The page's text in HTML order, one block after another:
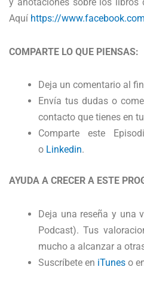
Aquí https://
COMPARTE LO QUE PIENSAS:
Deja un comentario al
Envía tus dudas o
contacto que tienes en
Comparte este
o Linkedin.
AYUDA A CRECER A ESTE
Deja una reseña y una
Podcast). Tus
mucho a alcanzar a
Suscríbete en iTunes o